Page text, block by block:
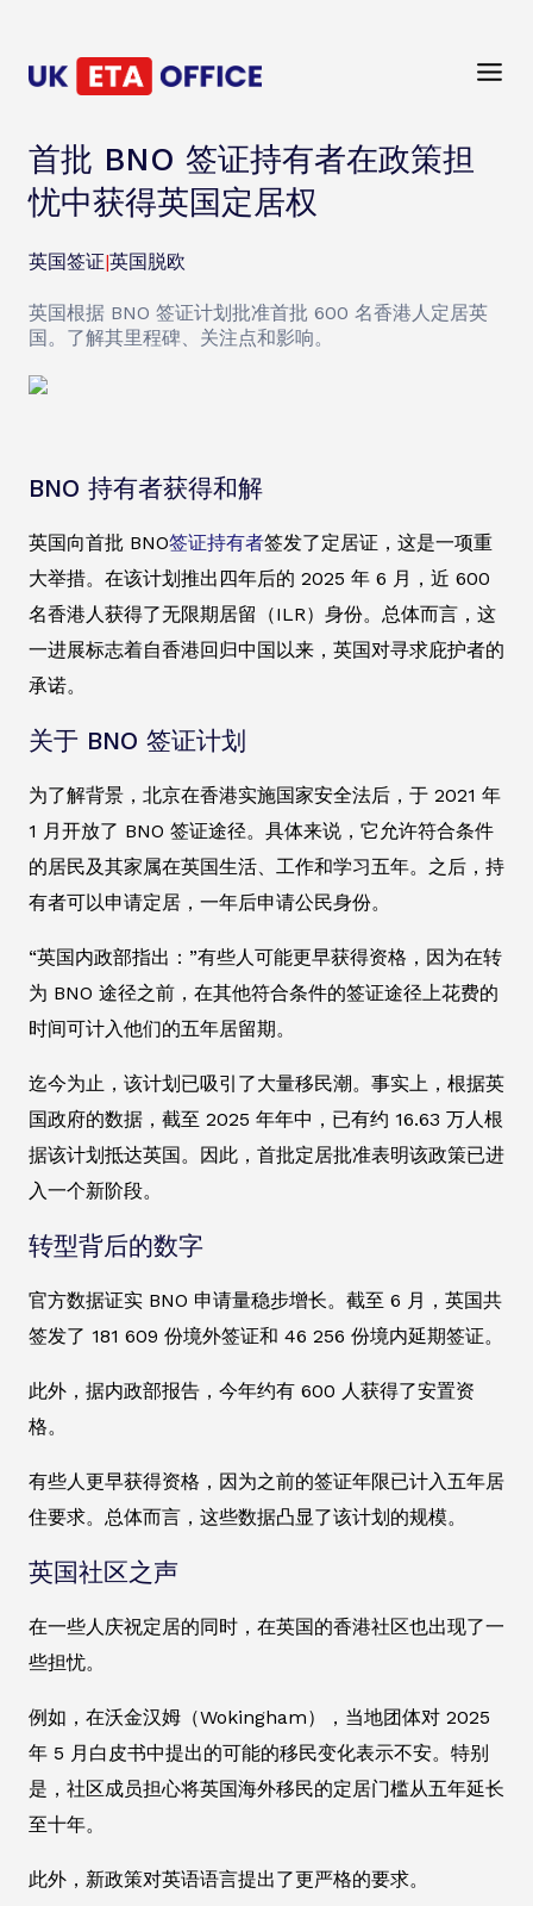
首批 BNO 签证持有者在政策担
忧中获得英国定居权
英国签证|英国脱欧
英国根据 BNO 签证计划批准首批 600 名香港人定居英
国。了解其里程碑、关注点和影响。
BNO 持有者获得和解
英国向首批 BNO签证持有者签发了定居证，这是一项重
大举措。在该计划推出四年后的 2025 年 6 月，近 600
名香港人获得了无限期居留（ILR）身份。总体而言，这
一进展标志着自香港回归中国以来，英国对寻求庇护者的
承诺。
关于 BNO 签证计划
为了解背景，北京在香港实施国家安全法后，于 2021 年
1 月开放了 BNO 签证途径。具体来说，它允许符合条件
的居民及其家属在英国生活、工作和学习五年。之后，持
有者可以申请定居，一年后申请公民身份。
“英国内政部指出：”有些人可能更早获得资格，因为在转
为 BNO 途径之前，在其他符合条件的签证途径上花费的
时间可计入他们的五年居留期。
迄今为止，该计划已吸引了大量移民潮。事实上，根据英
国政府的数据，截至 2025 年年中，已有约 16.63 万人根
据该计划抵达英国。因此，首批定居批准表明该政策已进
入一个新阶段。
转型背后的数字
官方数据证实 BNO 申请量稳步增长。截至 6 月，英国共
签发了 181 609 份境外签证和 46 256 份境内延期签证。
此外，据内政部报告，今年约有 600 人获得了安置资
格。
有些人更早获得资格，因为之前的签证年限已计入五年居
住要求。总体而言，这些数据凸显了该计划的规模。
英国社区之声
在一些人庆祝定居的同时，在英国的香港社区也出现了一
些担忧。
例如，在沃金汉姆（Wokingham），当地团体对 2025
年 5 月白皮书中提出的可能的移民变化表示不安。特别
是，社区成员担心将英国海外移民的定居门槛从五年延长
至十年。
此外，新政策对英语语言提出了更严格的要求。